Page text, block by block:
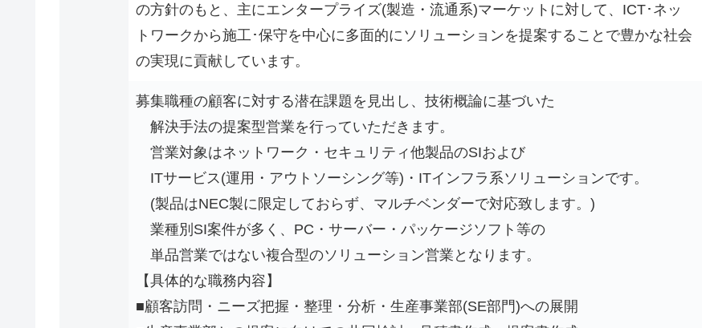
の方針のもと、主にエンタープライズ(製造・流通系)マーケットに対して、ICT･ネッ
トワークから施工･保守を中心に多面的にソリューションを提案することで豊かな社会
の実現に貢献しています。
募集職種の顧客に対する潜在課題を見出し、技術概論に基づいた
解決手法の提案型営業を行っていただきます。
営業対象はネットワーク・セキュリティ他製品のSIおよび
ITサービス(運用・アウトソーシング等)・ITインフラ系ソリューションです。
(製品はNEC製に限定しておらず、マルチベンダーで対応致します。)
業種別SI案件が多く、PC・サーバー・パッケージソフト等の
単品営業ではない複合型のソリューション営業となります。
【具体的な職務内容】
■顧客訪問・ニーズ把握・整理・分析・生産事業部(SE部門)への展開